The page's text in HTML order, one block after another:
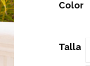
Color
Talla